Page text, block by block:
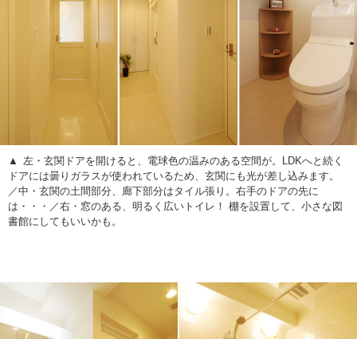
左・玄関ドアを開けると、電球色の温みのある空間が。LDKへと続く
ドアには曇りガラスが使われているため、玄関にも光が差し込みます。
／中・玄関の土間部分、廊下部分はタイル張り。右手のドアの先に
は・・・／右・窓のある、明るく広いトイレ！ 棚を設置して、小さな図
書館にしてもいいかも。